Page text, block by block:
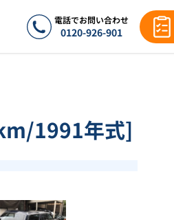
電話でお問い合わせ
0120-926-901
1991年式]
1/15